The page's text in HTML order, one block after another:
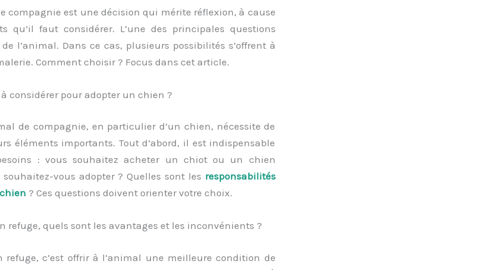
compagnie est une décision qui mérite réflexion, à cause
qu’il faut considérer. L’une des principales questions
l’animal. Dans ce cas, plusieurs possibilités s’offrent à
Comment choisir ? Focus dans cet article.
considérer pour adopter un chien ?
de compagnie, en particulier d’un chien, nécessite de
éléments importants. Tout d’abord, il est indispensable
: vous souhaitez acheter un chiot ou un chien
vous adopter ? Quelles sont les responsabilités
? Ces questions doivent orienter votre choix.
refuge, quels sont les avantages et les inconvénients ?
refuge, c’est offrir à l’animal une meilleure condition de